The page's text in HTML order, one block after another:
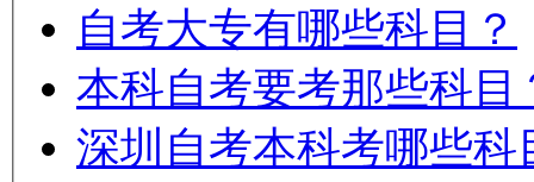
自考大专有哪些科目？
本科自考要考那些科目
深圳自考本科考哪些科